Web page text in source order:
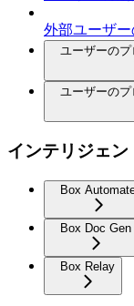
外部ユーザ
ユーザーの
ユーザーの
インテリジェ
Box
Box Doc Gen
Box Relay